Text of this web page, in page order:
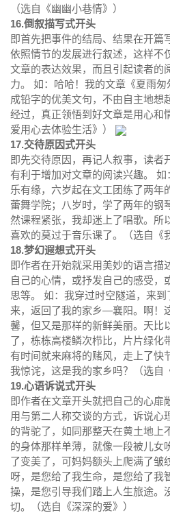
（选自《幽幽小巷情》）
16.倒叙描写式开头
即首先把事件的结局、结果在开篇
依照情节的发展进行叙述，这样不
文章的表达效果，而且引起读者的
力。 如：哈哈！我的文章《夏雨
成铅字的优美文句，不由自主地想
经过，真正领悟到好文章是用心和
爱用心去体验生活》）
17.交待原因式开头
即先交待原因，再记人叙事，读者
有利于增加对文章的阅读兴趣。
乐有缘，六岁起在文工团练了两年
蕾舞学院；八岁时，学了两年的钢
然课程紧张，我却迷上了唱歌。所
喜欢的莫过于音乐课了。（选自《
18.梦幻遐想式开头
即作者在开始就采用美妙的语言描
自己的心情，或抒发自己的感受，
思等。 如：我穿过时空隧道，来
来，返回了我的家乡—襄阳。啊！
馨，但又是那样的新鲜美丽。天比
了，栋栋高楼鳞次栉比，片片绿化
有时间就来麻将的赌风，走上了快
我惊诧，这是我的家乡吗？（选自
19.心语诉说式开头
即作者在文章开头就把自己的心扉
用与第二人称交谈的方式，诉说心
的背驼了，如同那整天在黄土地上
的身体那样单薄，就像一段被儿女
了变美了，可妈妈额头上爬满了皱
呀，是您给了我生命，是您给了我
操，是您引导我们踏上人生旅途。
切。（选自《深深的爱》）